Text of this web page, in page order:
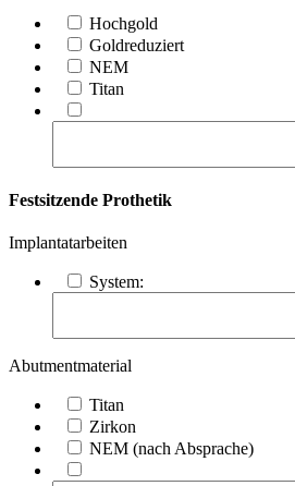
Hochgold
Goldreduziert
NEM
Titan
Festsitzende Prothetik
Implantatarbeiten
System:
Abutmentmaterial
Titan
Zirkon
NEM (nach Absprache)